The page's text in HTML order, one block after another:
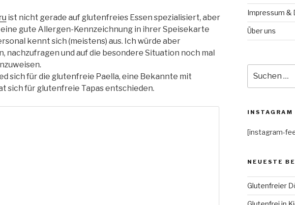
ist nicht gerade auf glutenfreies Essen spezialisiert, aber
gute Allergen-Kennzeichnung in ihrer Speisekarte
kennt sich (meistens) aus. Ich würde aber
nachzufragen und auf die besondere Situation noch mal
sich für die glutenfreie Paella, eine Bekannte mit
sich für glutenfreie Tapas entschieden.
Impressum &
Über uns
nach:
INSTAGRAM
[instagram-
NEUESTE
Glutenfreier